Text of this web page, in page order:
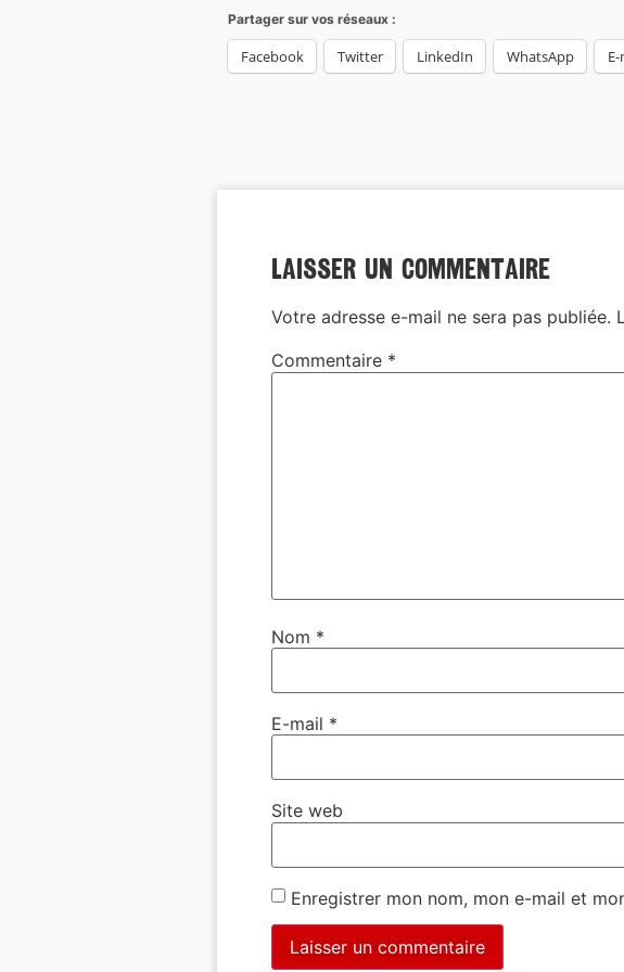
Partager sur vos réseaux :
Facebook Twitter LinkedIn WhatsApp
Laisser un commentaire
Votre adresse e-mail ne sera pas publiée.
Commentaire *
Nom *
E-mail *
Site web
Enregistrer mon nom, mon e-mail et